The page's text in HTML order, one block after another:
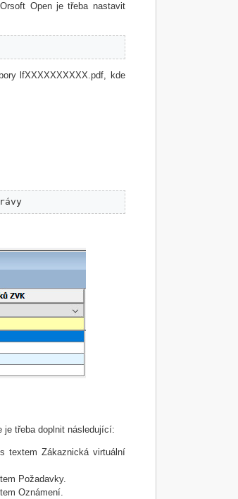
Open je třeba nastavit
lfXXXXXXXXXX.pdf, kde
je třeba doplnit následující:
s textem Zákaznická virtuální
Požadavky.
Oznámení.